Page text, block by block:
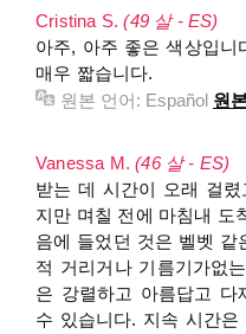
Cristina S.(49 살 - ES)
아주, 아주 좋은 색상입니
매우 짧습니다.
원본 언어: Español 원
Vanessa M.(46 살 - ES)
받는 데 시간이 오래 걸
지만 며칠 전에 마침내 도
음에 들었던 것은 벨벳 같
적 거리거나 기름기가없
은 강렬하고 아름답고 다
수 있습니다. 지속 시간